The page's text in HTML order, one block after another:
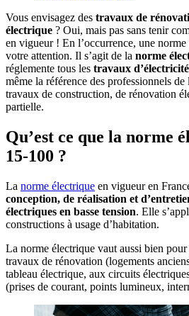
Vous envisagez des travaux de
électrique ? Oui, mais pas sans tenir
en vigueur ! En l’occurrence, une
votre attention. Il s’agit de la norme
réglemente tous les travaux d’électricité
même la référence des professionnels
travaux de construction, de rénovation
partielle.
Qu’est ce que la norme
15-100 ?
La norme électrique en vigueur en
conception, de réalisation et
électriques en basse tension. Elle
constructions à usage d’habitation.
La norme électrique vaut aussi bien
travaux de rénovation (logements
tableau électrique, aux circuits
(prises de courant, points lumineux,